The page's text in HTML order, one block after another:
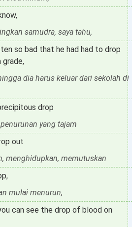
samudra, saya tahu,
so bad that he had had to drop
dia harus keluar dari sekolah di
drop
yang tajam
out
menghidupkan, memutuskan
mulai menurun,
can see the drop of blood on